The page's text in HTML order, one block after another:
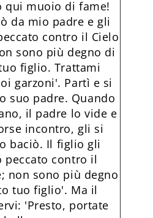
qui muoio di fame!
da mio padre e gli
contro il Cielo
sono più degno di
figlio. Trattami
garzoni'. Partì e si
suo padre. Quando
il padre lo vide e
incontro, gli si
baciò. Il figlio gli
peccato contro il
non sono più degno
tuo figlio'. Ma il
'Presto, portate